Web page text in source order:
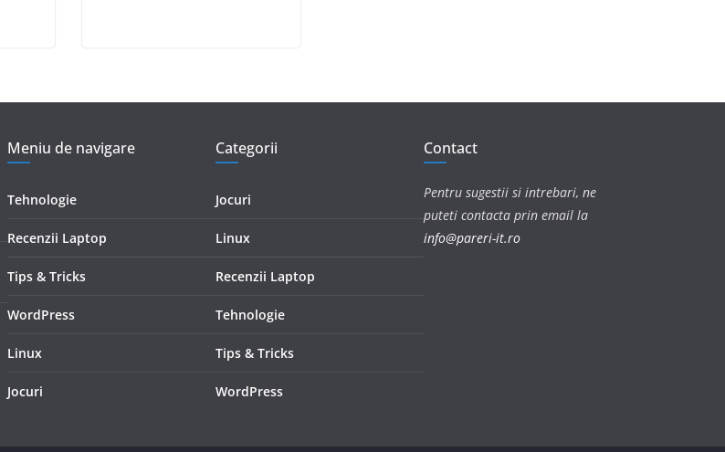
Meniu de navigare
Tehnologie
Recenzii Laptop
Tips & Tricks
WordPress
Linux
Jocuri
Categorii
Jocuri
Linux
Recenzii Laptop
Tehnologie
Tips & Tricks
WordPress
Contact
Pentru sugestii si intrebari, ne
puteti contacta prin email la
info@pareri-it.ro